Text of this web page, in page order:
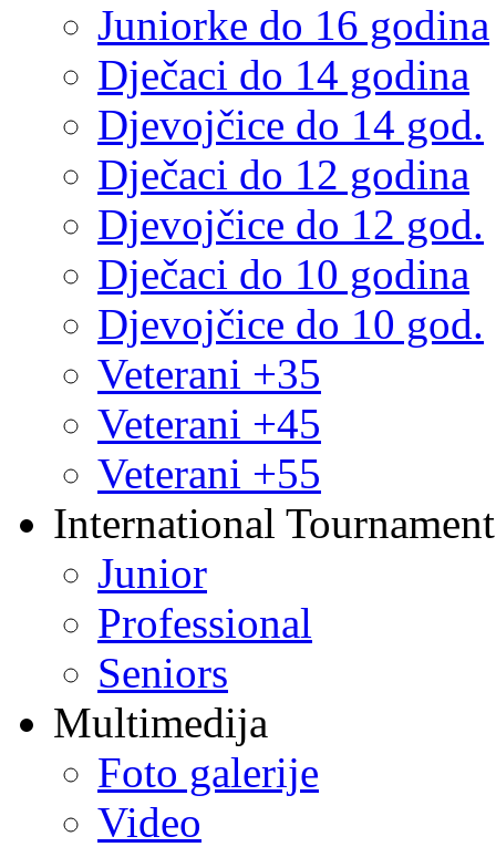
Juniorke do 16 godina
Dječaci do 14 godina
Djevojčice do 14 god.
Dječaci do 12 godina
Djevojčice do 12 god.
Dječaci do 10 godina
Djevojčice do 10 god.
Veterani +35
Veterani +45
Veterani +55
International
Junior
Professional
Seniors
Multimedija
Foto galerije
Video